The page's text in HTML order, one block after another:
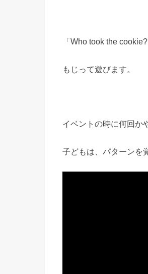
「Who took the
もじって遊びます。
イベントの時に何回か
子どもは、パターンを